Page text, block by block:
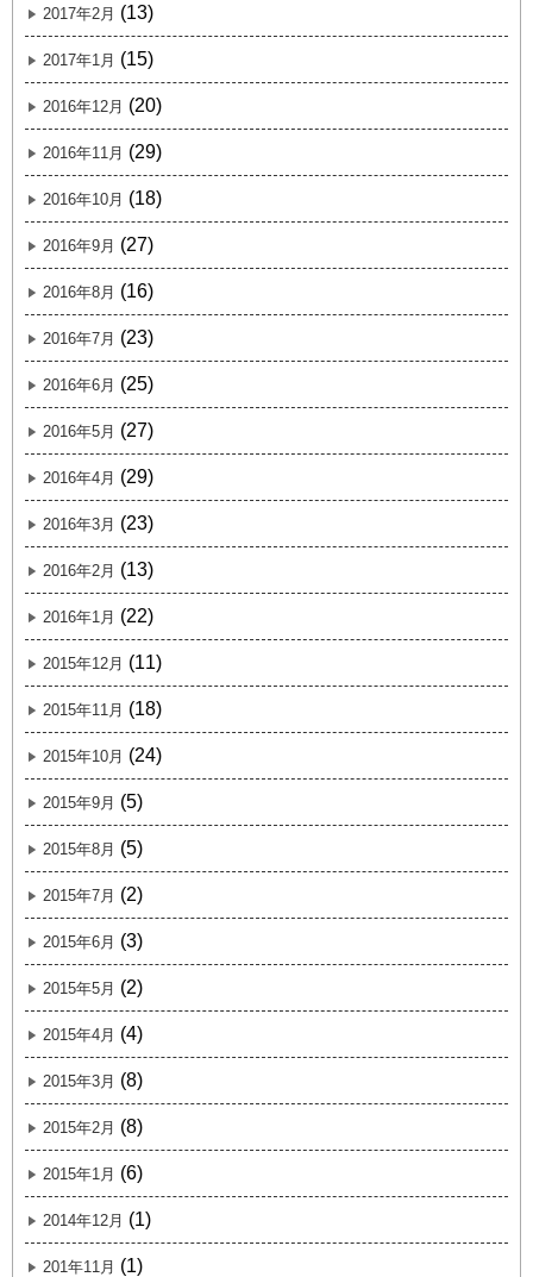
2017年2月 (13)
2017年1月 (15)
2016年12月 (20)
2016年11月 (29)
2016年10月 (18)
2016年9月 (27)
2016年8月 (16)
2016年7月 (23)
2016年6月 (25)
2016年5月 (27)
2016年4月 (29)
2016年3月 (23)
2016年2月 (13)
2016年1月 (22)
2015年12月 (11)
2015年11月 (18)
2015年10月 (24)
2015年9月 (5)
2015年8月 (5)
2015年7月 (2)
2015年6月 (3)
2015年5月 (2)
2015年4月 (4)
2015年3月 (8)
2015年2月 (8)
2015年1月 (6)
2014年12月 (1)
201年11月 (1)